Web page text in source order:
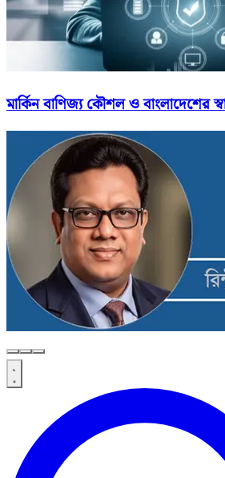
মার্কিন বাণিজ্য কৌশল ও বাংলাদেশের